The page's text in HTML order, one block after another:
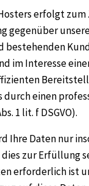
erfolgt
gegenüber
im Interesse
durch einen
1 lit. f DSGVO).
Ihre Daten nur
zur Erfüllung
erforderlich ist